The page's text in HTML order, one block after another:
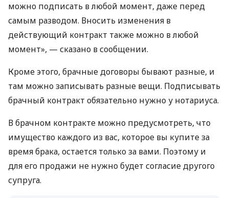
можно подписать в любой момент, даже перед
самым разводом. Вносить изменения в
действующий контракт также можно в любой
момент», — сказано в сообщении.
Кроме этого, брачные договоры бывают разные, и
там можно записывать разные вещи. Подписывать
брачный контракт обязательно нужно у нотариуса.
В брачном контракте можно предусмотреть, что
имущество каждого из вас, которое вы купите за
время брака, остается только за вами. Поэтому и
для его продажи не нужно будет согласие другого
супруга.